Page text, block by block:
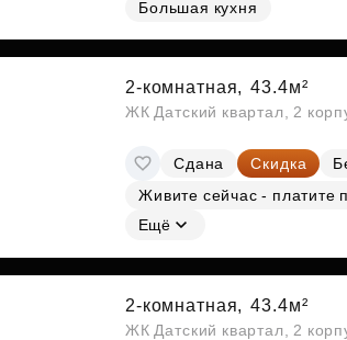
СубсидииБольшая кухня
2-комнатная, 43.4м²
ЖК Датский квартал, 2
Сдана Скидка
Живите сейчас - платите
Ещё
2-комнатная, 43.4м²
ЖК Датский квартал, 2